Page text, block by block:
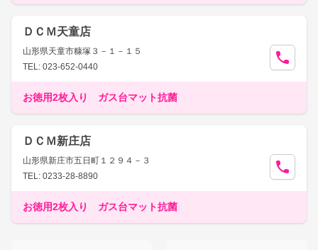
ＤＣＭ天童店
山形県天童市糠塚３－１－１５
TEL: 023-652-0440
お徳用2枚入り ガス台マット抗菌
ＤＣＭ新庄店
山形県新庄市五日町１２９４－３
TEL: 0233-28-8890
お徳用2枚入り ガス台マット抗菌